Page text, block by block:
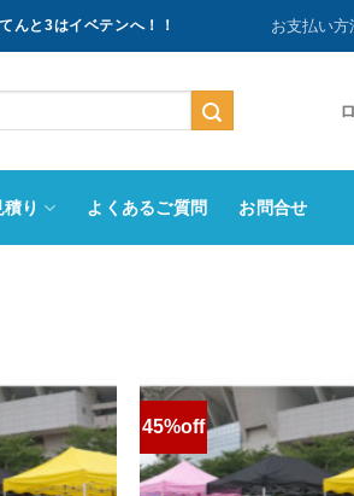
んと3はイベテンへ！！ お支払い方
り よくあるご質問 お問合せ
お気
に入
追加
45%off